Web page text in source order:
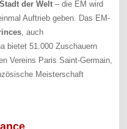
der Welt – die EM wird
Auftrieb geben. Das EM-
, auch
bietet 51.000 Zuschauern
Vereins Paris Saint-Germain,
Meisterschaft